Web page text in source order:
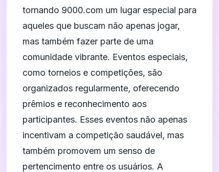
tornando 9000.com um lugar especial para
aqueles que buscam não apenas jogar,
mas também fazer parte de uma
comunidade vibrante. Eventos especiais,
como torneios e competições, são
organizados regularmente, oferecendo
prêmios e reconhecimento aos
participantes. Esses eventos não apenas
incentivam a competição saudável, mas
também promovem um senso de
pertencimento entre os usuários. A